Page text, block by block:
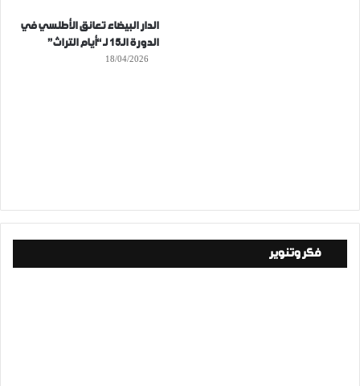
الدار البيضاء تعانق الأطلسي في
الدورة الـ15 لـ “أيام التراث”
18/04/2026
فكر وتنوير